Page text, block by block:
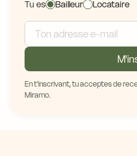
Tu es Bailleur Locataire
En t'inscrivant, tu acceptes de
Miramo.